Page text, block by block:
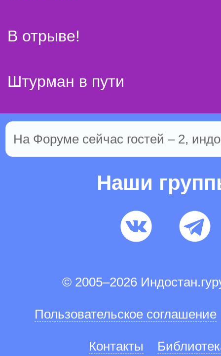
В отрыве!
Штурман в пути
На Форуме сейчас гостей – 2,
Наши
© 2005–2026
Пользовательское соглашение
Контакты